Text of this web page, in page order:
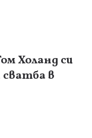
Холанд си
сватба в